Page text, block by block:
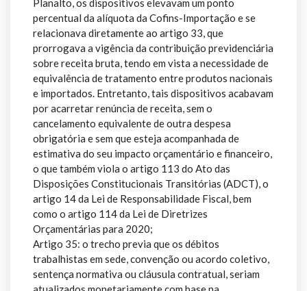
Planalto, os dispositivos elevavam um ponto
percentual da alíquota da Cofins-Importação e se
relacionava diretamente ao artigo 33, que
prorrogava a vigência da contribuição previdenciária
sobre receita bruta, tendo em vista a necessidade de
equivalência de tratamento entre produtos nacionais
e importados. Entretanto, tais dispositivos acabavam
por acarretar renúncia de receita, sem o
cancelamento equivalente de outra despesa
obrigatória e sem que esteja acompanhada de
estimativa do seu impacto orçamentário e financeiro,
o que também viola o artigo 113 do Ato das
Disposições Constitucionais Transitórias (ADCT), o
artigo 14 da Lei de Responsabilidade Fiscal, bem
como o artigo 114 da Lei de Diretrizes
Orçamentárias para 2020;
Artigo 35: o trecho previa que os débitos
trabalhistas em sede, convenção ou acordo coletivo,
sentença normativa ou cláusula contratual, seriam